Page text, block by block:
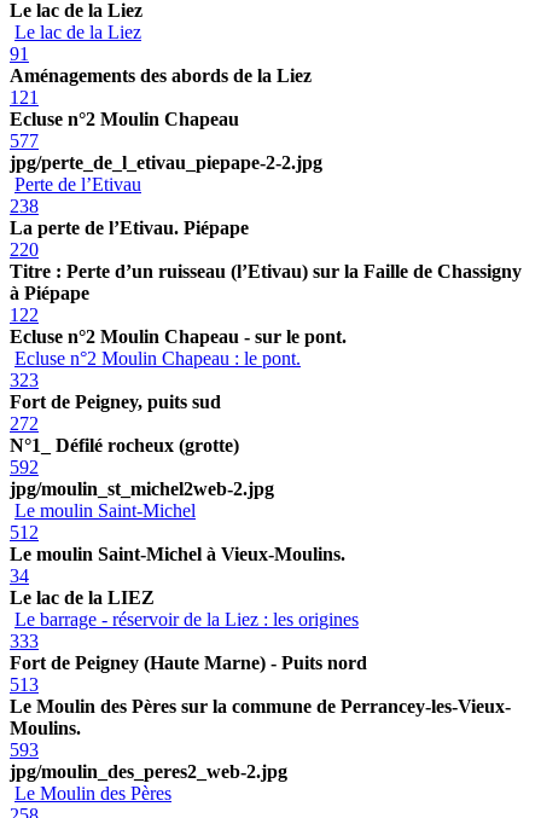
Le lac de la Liez
Le lac de la Liez
91
Aménagements des abords de la Liez
121
Ecluse n°2 Moulin Chapeau
577
jpg/perte_de_l_etivau_piepape-2-2.jpg
Perte de l’Etivau
238
La perte de l’Etivau. Piépape
220
Titre : Perte d’un ruisseau (l’Etivau) sur la Faille de Chassigny
à Piépape
122
Ecluse n°2 Moulin Chapeau - sur le pont.
Ecluse n°2 Moulin Chapeau : le pont.
323
Fort de Peigney, puits sud
272
N°1_ Défilé rocheux (grotte)
592
jpg/moulin_st_michel2web-2.jpg
Le moulin Saint-Michel
512
Le moulin Saint-Michel à Vieux-Moulins.
34
Le lac de la LIEZ
Le barrage - réservoir de la Liez : les origines
333
Fort de Peigney (Haute Marne) - Puits nord
513
Le Moulin des Pères sur la commune de Perrancey-les-Vieux-
Moulins.
593
jpg/moulin_des_peres2_web-2.jpg
Le Moulin des Pères